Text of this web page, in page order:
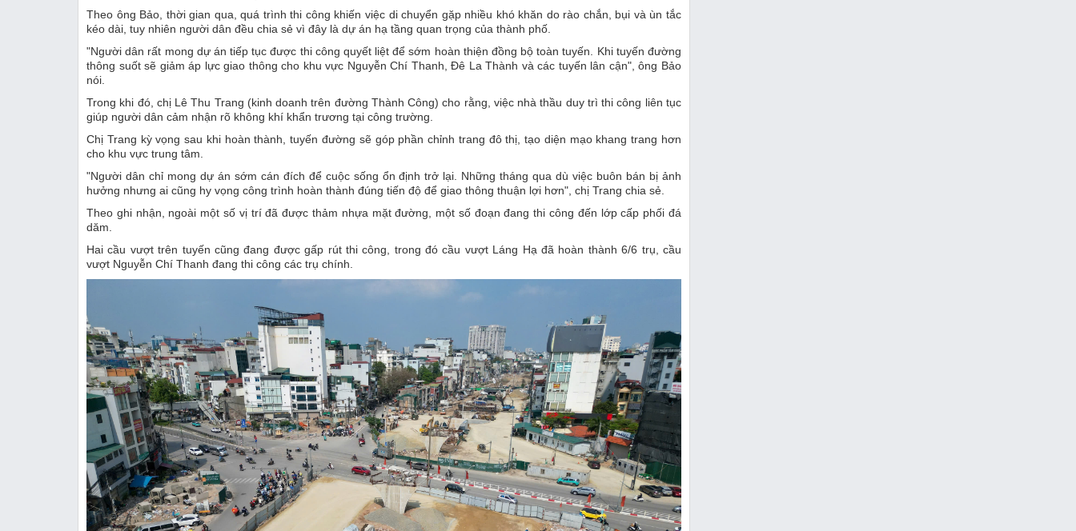
Theo ông Bảo, thời gian qua, quá trình thi công khiến việc di chuyển gặp nhiều khó khăn do rào chắn, bụi và ùn tắc
kéo dài, tuy nhiên người dân đều chia sẻ vì đây là dự án hạ tầng quan trọng của thành phố.
"Người dân rất mong dự án tiếp tục được thi công quyết liệt để sớm hoàn thiện đồng bộ toàn tuyến. Khi tuyến đường
thông suốt sẽ giảm áp lực giao thông cho khu vực Nguyễn Chí Thanh, Đê La Thành và các tuyến lân cận", ông Bảo
nói.
Trong khi đó, chị Lê Thu Trang (kinh doanh trên đường Thành Công) cho rằng, việc nhà thầu duy trì thi công liên tục
giúp người dân cảm nhận rõ không khí khẩn trương tại công trường.
Chị Trang kỳ vọng sau khi hoàn thành, tuyến đường sẽ góp phần chỉnh trang đô thị, tạo diện mạo khang trang hơn
cho khu vực trung tâm.
"Người dân chỉ mong dự án sớm cán đích để cuộc sống ổn định trở lại. Những tháng qua dù việc buôn bán bị ảnh
hưởng nhưng ai cũng hy vọng công trình hoàn thành đúng tiến độ để giao thông thuận lợi hơn", chị Trang chia sẻ.
Theo ghi nhận, ngoài một số vị trí đã được thảm nhựa mặt đường, một số đoạn đang thi công đến lớp cấp phối đá
dăm.
Hai cầu vượt trên tuyến cũng đang được gấp rút thi công, trong đó cầu vượt Láng Hạ đã hoàn thành 6/6 trụ, cầu
vượt Nguyễn Chí Thanh đang thi công các trụ chính.